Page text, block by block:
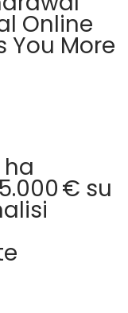
Online
You More
€ su